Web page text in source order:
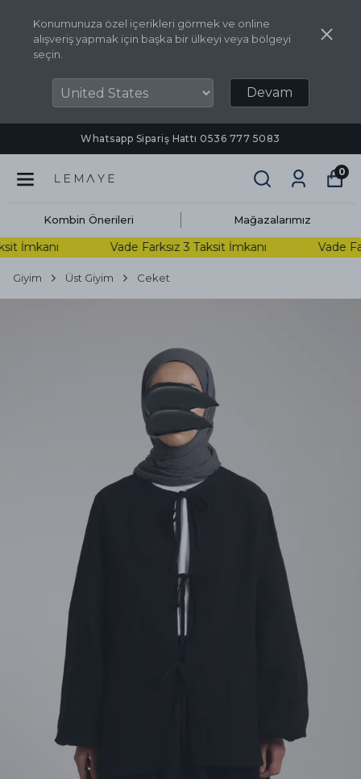
Konumunuza özel içerikleri görmek ve online
alışveriş yapmak için başka bir ülkeyi veya bölgeyi
seçin.
Devam
Whatsapp Sipariş Hattı ‪0536 777 5083‬
0
Kombin Önerileri Mağazalarımız
İmkanı Vade Farksız 3 Taksit İmkanı Vade
Giyim Üst Giyim Ceket